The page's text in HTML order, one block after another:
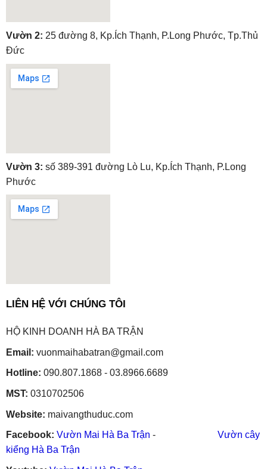
embedgooglemap.net
Vườn 2: 25 đường 8, Kp.Ích Thạnh, P.Long Phước, Tp.Thủ
Đức
embedgooglemap.net
Vườn 3: số 389-391 đường Lò Lu, Kp.Ích Thạnh, P.Long
Phước
embedgooglemap.net
LIÊN HỆ VỚI CHÚNG TÔI
HỘ KINH DOANH HÀ BA TRẬN
Email: vuonmaihabatran@gmail.com
Hotline: 090.807.1868 - 03.8966.6689
MST: 0310702506
Website: maivangthuduc.com
Facebook: Vườn Mai Hà Ba Trận - Vườn cây
kiểng Hà Ba Trận